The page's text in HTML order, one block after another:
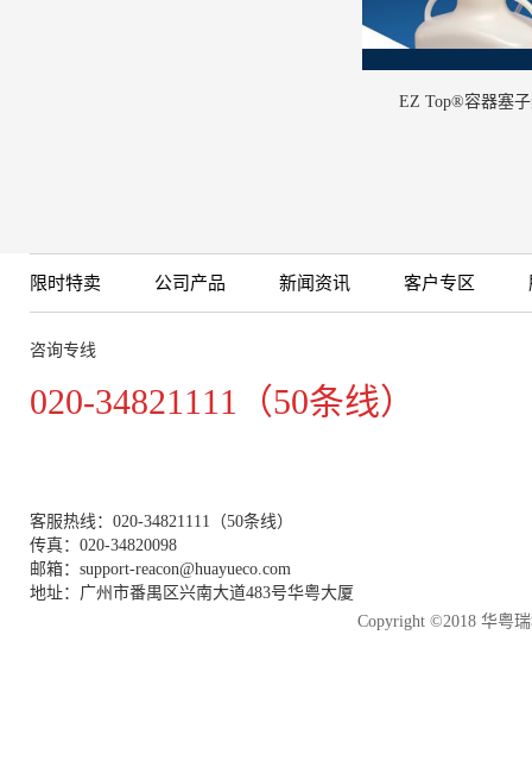
EZ Top®容器塞
限时特卖 公司产品 新闻资讯 客户专区
咨询专线
020-34821111（50条线）
客服热线：020-34821111（50条线）
传真：020-34820098
邮箱：support-reacon@huayueco.com
地址：广州市番禺区兴南大道483号华粤大厦
Copyright ©2018 华粤